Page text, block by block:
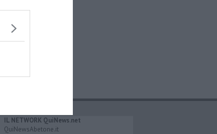
IL NETWORK QuiNews.net
QuiNewsAbetone.it